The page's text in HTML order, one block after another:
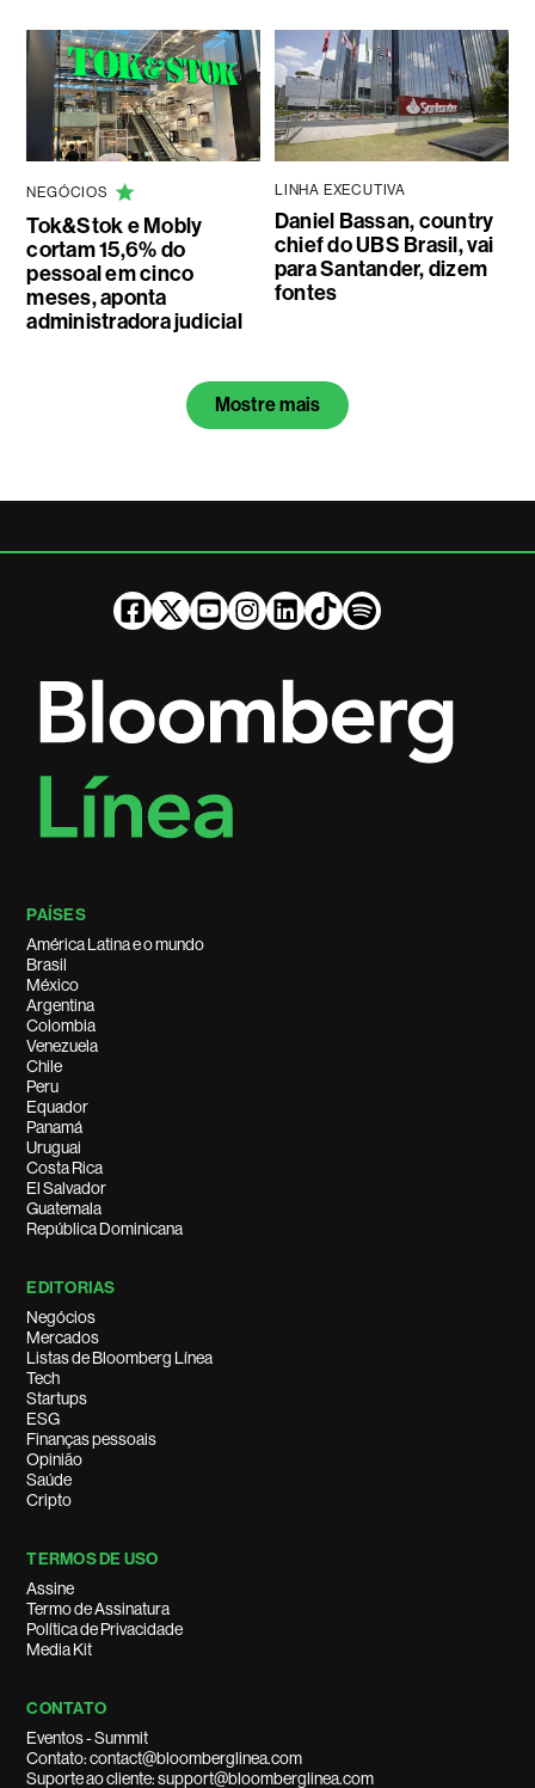
NEGÓCIOS
Tok&Stok e Mobly
cortam 15,6% do
pessoal em cinco
meses, aponta
administradora judicial
LINHA EXECUTIVA
Daniel Bassan, country
chief do UBS Brasil, vai
para Santander, dizem
fontes
Mostre mais
PAÍSES
América Latina e o mundo
Brasil
México
Argentina
Colombia
Venezuela
Chile
Peru
Equador
Panamá
Uruguai
Costa Rica
El Salvador
Guatemala
República Dominicana
EDITORIAS
Negócios
Mercados
Listas de Bloomberg Línea
Tech
Startups
ESG
Finanças pessoais
Opinião
Saúde
Cripto
TERMOS DE USO
Assine
Termo de Assinatura
Política de Privacidade
Media Kit
CONTATO
Eventos - Summit
Contato: contact@bloomberglinea.com
Suporte ao cliente: support@bloomberglinea.com